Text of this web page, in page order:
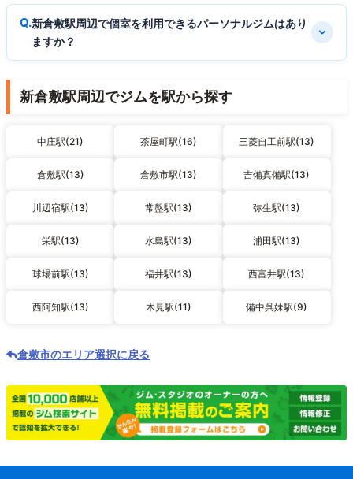
新倉敷駅周辺で個室を利用できるパーソナルジムはあり
ますか？
新倉敷駅周辺でジムを駅から探す
中庄駅(21) 茶屋町駅(16) 三菱自工前駅(13)
倉敷駅(13) 倉敷市駅(13) 吉備真備駅(13)
川辺宿駅(13) 常盤駅(13) 弥生駅(13)
栄駅(13) 水島駅(13) 浦田駅(13)
球場前駅(13) 福井駅(13) 西富井駅(13)
西阿知駅(13) 木見駅(11) 備中呉妹駅(9)
倉敷市のエリア選択に戻る